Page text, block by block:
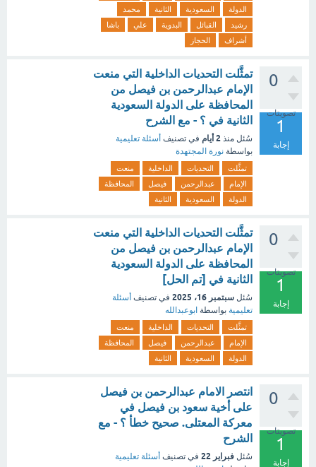
الدولة
السعودية الثانية
محمد
رشيد
القبائل البدوية علي
باشا
أشراف
الحجاز
0
تصويتات
1
إجابة
تمثَّلت التحديات الداخلية التي منعت
الإمام عبدالرحمن بن فيصل من
المحافظة على الدولة السعودية
الثانية في ؟ - مع الشرح
سُئل منذ 2 أيام في تصنيف أسئلة تعليمية
بواسطة نورة المجتهدة
تمثَّلت التحديات الداخلية
منعت
الإمام
عبدالرحمن فيصل
المحافظة
الدولة
السعودية الثانية
0
تصويتات
1
إجابة
تمثَّلت التحديات الداخلية التي منعت
الإمام عبدالرحمن بن فيصل من
المحافظة على الدولة السعودية
الثانية في [تم الحل]
سُئل سبتمبر 16، 2025 في تصنيف أسئلة
تعليمية بواسطة ابوعبدالله
تمثَّلت التحديات الداخلية
منعت
الإمام
عبدالرحمن فيصل
المحافظة
الدولة
السعودية الثانية
0
تصويتات
1
إجابة
انتصر الامام عبدالرحمن بن فيصل
على أخية سعود بن فيصل في
معركة المعتلى. صحيح خطأ ؟ - مع
الشرح
سُئل فبراير 22 في تصنيف أسئلة تعليمية